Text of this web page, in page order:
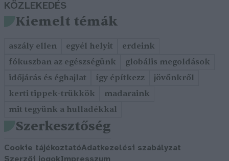
KÖZLEKEDÉS
Kiemelt témák
aszály ellen egyél helyit
erdeink
fókuszban az egészségünk
globális megoldások
időjárás és éghajlat
így építkezz
jövőnkről
kerti tippek-trükkök
madaraink
mit tegyünk a hulladékkal
Szerkesztőség
Cookie tájékoztatóAdatkezelési szabályzat